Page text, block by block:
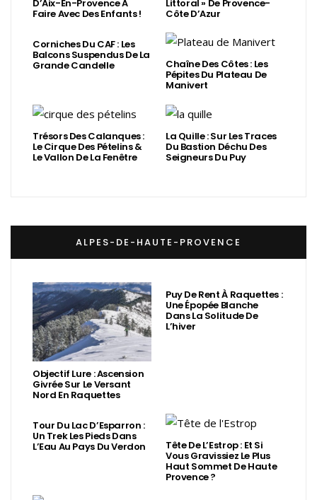
D’Aix-En-Provence À
Faire Avec Des Enfants !
Littoral » De Provence-
Côte D’Azur
Corniches Du CAF : Les
Balcons Suspendus De La
Grande Candelle Chaîne Des Côtes : Les
Pépites Du Plateau De
Manivert
Trésors Des Calanques :
Le Cirque Des Pételins &
Le Vallon De La Fenêtre
La Quille : Sur Les Traces
Du Bastion Déchu Des
Seigneurs Du Puy
ALPES-DE-HAUTE-PROVENCE
Objectif Lure : Ascension
Givrée Sur Le Versant
Nord En Raquettes
Puy De Rent À Raquettes :
Une Épopée Blanche
Dans La Solitude De
L’hiver
Tour Du Lac D’Esparron :
Un Trek Les Pieds Dans
L’Eau Au Pays Du Verdon Tête De L’Estrop : Et Si
Vous Gravissiez Le Plus
Haut Sommet De Haute
Provence ?